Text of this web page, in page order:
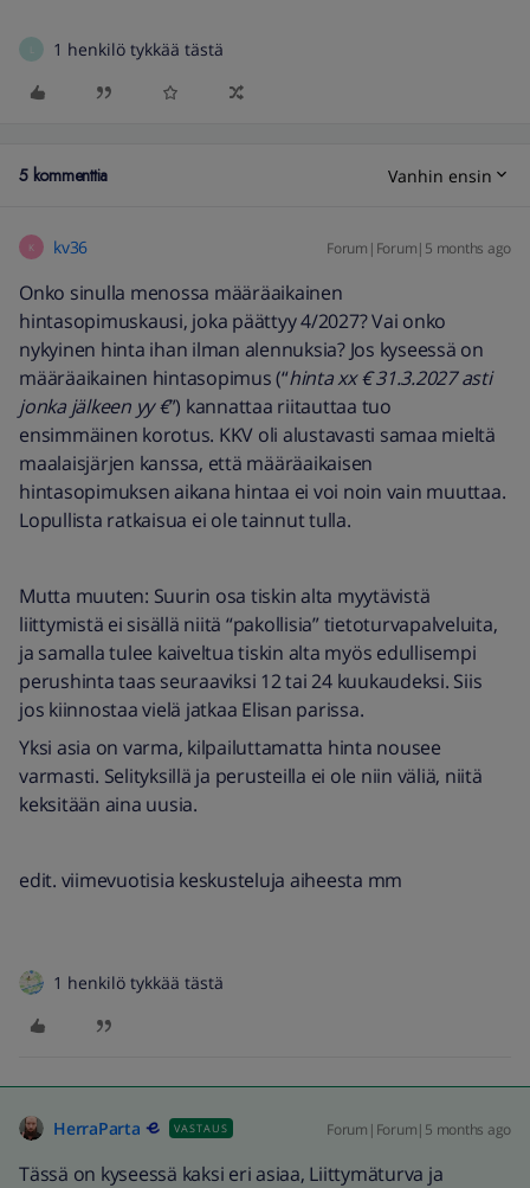
1 henkilö tykkää tästä
5 kommenttia Vanhin ensin
K kv36 Forum|Forum|5 months ago
Onko sinulla menossa määräaikainen
hintasopimuskausi, joka päättyy 4/2027? Vai onko
nykyinen hinta ihan ilman alennuksia? Jos kyseessä on
määräaikainen hintasopimus (“hinta xx € 31.3.2027 asti
jonka jälkeen yy €”) kannattaa riitauttaa tuo
ensimmäinen korotus. KKV oli alustavasti samaa mieltä
maalaisjärjen kanssa, että määräaikaisen
hintasopimuksen aikana hintaa ei voi noin vain muuttaa.
Lopullista ratkaisua ei ole tainnut tulla.
Mutta muuten: Suurin osa tiskin alta myytävistä
liittymistä ei sisällä niitä “pakollisia” tietoturvapalveluita,
ja samalla tulee kaiveltua tiskin alta myös edullisempi
perushinta taas seuraaviksi 12 tai 24 kuukaudeksi. Siis
jos kiinnostaa vielä jatkaa Elisan parissa.
Yksi asia on varma, kilpailuttamatta hinta nousee
varmasti. Selityksillä ja perusteilla ei ole niin väliä, niitä
keksitään aina uusia.
edit. viimevuotisia keskusteluja aiheesta mm
1 henkilö tykkää tästä
HerraParta VASTAUS Forum|Forum|5 months ago
Tässä on kyseessä kaksi eri asiaa, Liittymäturva ja